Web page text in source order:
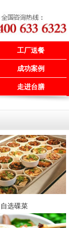
工厂送餐
成功案例
走进台膳
自选碟菜